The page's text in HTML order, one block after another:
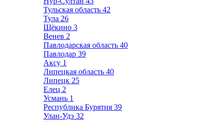
Тульская область 42
Тула 26
Щёкино 3
Венев 2
Павлодарская область 40
Павлодар 39
Аксу 1
Липецкая область 40
Липецк 25
Елец 2
Усмань 1
Республика Бурятия 39
Улан-Удэ 32